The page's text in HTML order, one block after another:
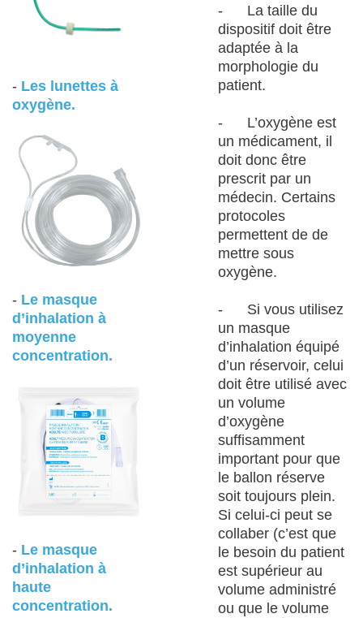
- Les lunettes à
oxygène.
- Le masque
d’inhalation à
moyenne
concentration.
- Le masque
d’inhalation à
haute
concentration.
- La taille du
dispositif doit être
adaptée à la
morphologie du
patient.
- L’oxygène est
un médicament, il
doit donc être
prescrit par un
médecin. Certains
protocoles
permettent de de
mettre sous
oxygène.
- Si vous utilisez
un masque
d’inhalation équipé
d’un réservoir, celui
doit être utilisé avec
un volume
d’oxygène
suffisamment
important pour que
le ballon réserve
soit toujours plein.
Si celui-ci peut se
collaber (c’est que
le besoin du patient
est supérieur au
volume administré
ou que le volume